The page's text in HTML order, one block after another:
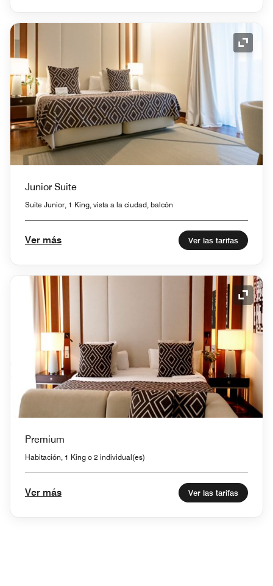
Icono
Junior Suite
Suite Junior, 1 King, vista a la ciudad, balcón
Ver más Ver las tarifas
Icono
Premium
Habitación, 1 King o 2 individual(es)
Ver más Ver las tarifas